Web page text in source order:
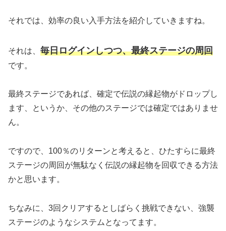
それでは、効率の良い入手方法を紹介していきますね。
それは、 毎日ログインしつつ、最終ステージの周回
です。
最終ステージであれば、確定で伝説の縁起物がドロップし
ます、というか、その他のステージでは確定ではありませ
ん。
ですので、100％のリターンと考えると、ひたすらに最終
ステージの周回が無駄なく伝説の縁起物を回収できる方法
かと思います。
ちなみに、3回クリアするとしばらく挑戦できない、強襲
ステージのようなシステムとなってます。